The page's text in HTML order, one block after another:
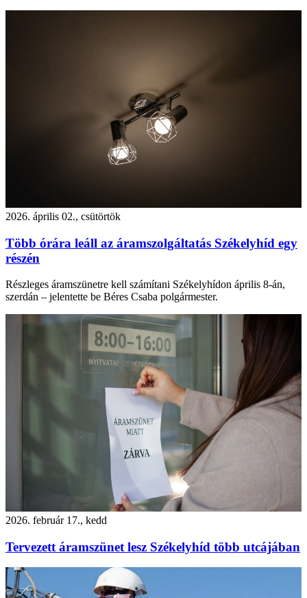
2026. április 02., csütörtök
Több órára leáll az áramszolgáltatás Székelyhíd egy
részén
Részleges áramszünetre kell számítani Székelyhídon április 8-án,
szerdán – jelentette be Béres Csaba polgármester.
2026. február 17., kedd
Tervezett áramszünet lesz Székelyhíd több utcájában